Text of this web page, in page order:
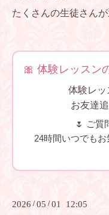
たくさんの生徒さん
🎀 体験レッスン
体験レッ
お友達
🌷 ご質
24時間いつでも
2026 /05 /01 12:05